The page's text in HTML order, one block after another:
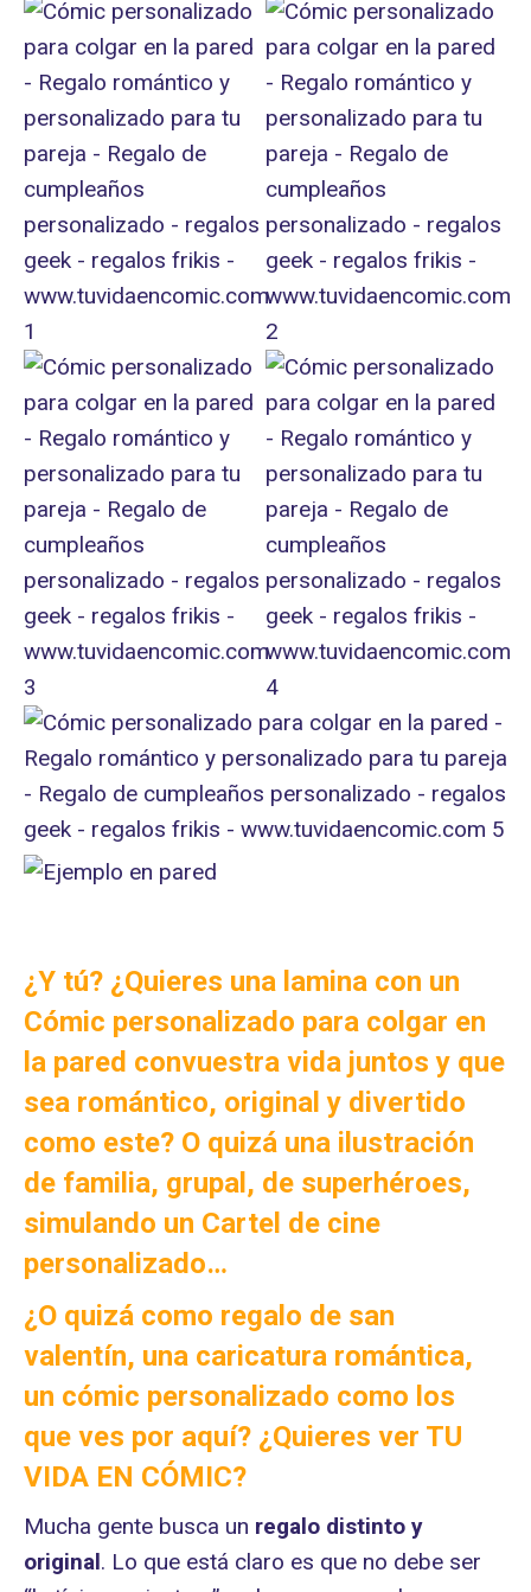
¿Y tú? ¿Quieres una lamina con un
Cómic personalizado para colgar en
la pared convuestra vida juntos y que
sea romántico, original y divertido
como este? O quizá una ilustración
de familia, grupal, de superhéroes,
simulando un Cartel de cine
personalizado…
¿O quizá como regalo de san
valentín, una caricatura romántica,
un cómic personalizado como los
que ves por aquí? ¿Quieres ver TU
VIDA EN CÓMIC?
Mucha gente busca un regalo distinto y
original. Lo que está claro es que no debe ser